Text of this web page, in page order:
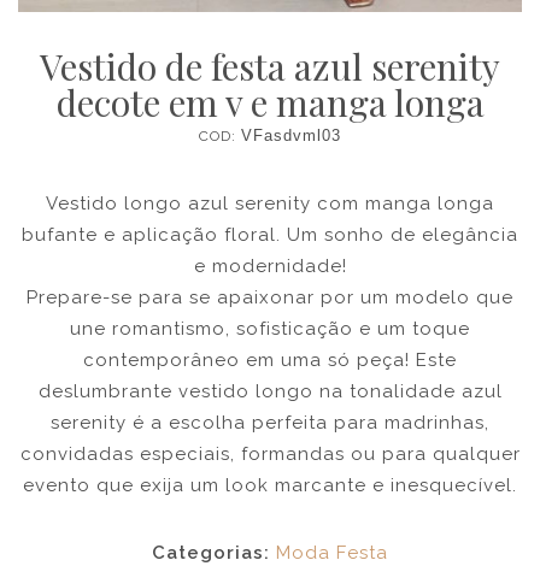
Vestido de festa azul serenity
decote em v e manga longa
COD: VFasdvml03
Vestido longo azul serenity com manga longa
bufante e aplicação floral. Um sonho de elegância
e modernidade!
Prepare-se para se apaixonar por um modelo que
une romantismo, sofisticação e um toque
contemporâneo em uma só peça! Este
deslumbrante vestido longo na tonalidade azul
serenity é a escolha perfeita para madrinhas,
convidadas especiais, formandas ou para qualquer
evento que exija um look marcante e inesquecível.
Categorias: Moda Festa